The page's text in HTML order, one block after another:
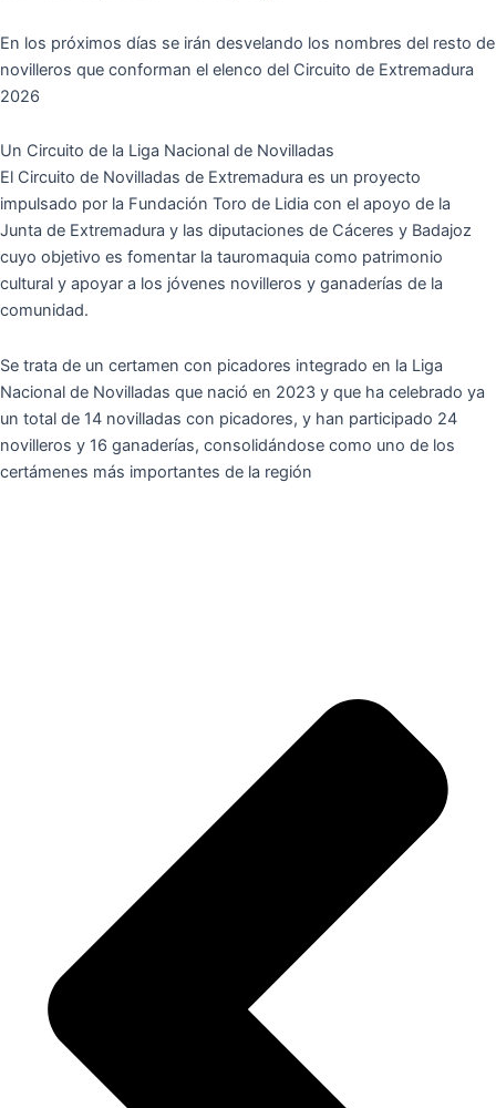
En los próximos días se irán desvelando los nombres del resto de
novilleros que conforman el elenco del Circuito de Extremadura
2026
Un Circuito de la Liga Nacional de Novilladas
El Circuito de Novilladas de Extremadura es un proyecto
impulsado por la Fundación Toro de Lidia con el apoyo de la
Junta de Extremadura y las diputaciones de Cáceres y Badajoz
cuyo objetivo es fomentar la tauromaquia como patrimonio
cultural y apoyar a los jóvenes novilleros y ganaderías de la
comunidad.
Se trata de un certamen con picadores integrado en la Liga
Nacional de Novilladas que nació en 2023 y que ha celebrado ya
un total de 14 novilladas con picadores, y han participado 24
novilleros y 16 ganaderías, consolidándose como uno de los
certámenes más importantes de la región